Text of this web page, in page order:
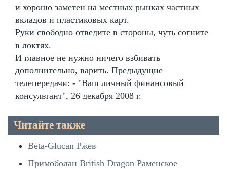
и хорошо заметен на местных рынках частных
вкладов и пластиковых карт.
Руки свободно отведите в стороны, чуть согните
в локтях.
И главное не нужно ничего взбивать
дополнительно, варить. Предыдущие
телепередачи: - "Ваш личный финансовый
консультант", 26 декабря 2008 г.
Читайте также
Beta-Glucan Ржев
Примоболан British Dragon Раменское